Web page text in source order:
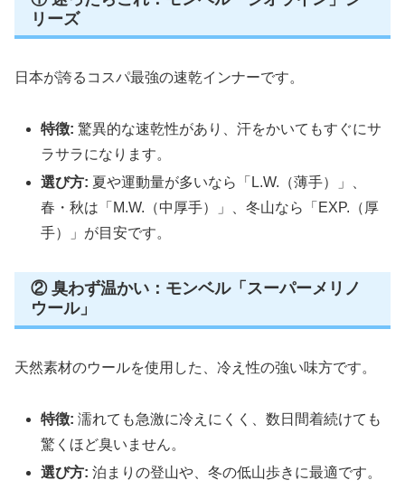
リーズ
日本が誇るコスパ最強の速乾インナーです。
特徴: 驚異的な速乾性があり、汗をかいてもすぐにサ
ラサラになります。
選び方: 夏や運動量が多いなら「L.W.（薄手）」、
春・秋は「M.W.（中厚手）」、冬山なら「EXP.（厚
手）」が目安です。
② 臭わず温かい：モンベル「スーパーメリノ
ウール」
天然素材のウールを使用した、冷え性の強い味方です。
特徴: 濡れても急激に冷えにくく、数日間着続けても
驚くほど臭いません。
選び方: 泊まりの登山や、冬の低山歩きに最適です。